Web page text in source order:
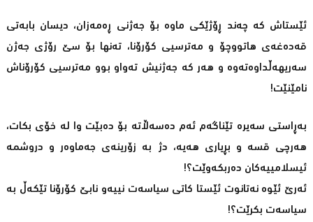
ئێستاش کە چەند ڕۆژێکی ماوە بۆ جەژنی ڕەمەزان، دیسان بابەتی
قەدەغەی هاتووچۆ و مەترسیی کۆرۆنا، تەنها بۆ سێ رۆژی جەژن
سەریهەڵداوەتەوە و هەر کە جەژنیش تەواو بوو مەترسیی کۆرۆناش
نامێنێت!
بەڕاستی سەیرە تێناگەم ئەم دەسەڵاتە بۆ دەبێت وا لە خۆی بکات،
هەرچی قسە و بڕیاری هەیە، دژ بە زۆرینەی جەماوەر و دروشمە
ئیسلامییەکان دەربکەوێت؟!
ئەرێ ئێوە نەتانوت ئێستا کاتی سیاسەت نییەو نابێ کۆرۆنا تێکەڵ بە
سیاسەت بکرێت؟!